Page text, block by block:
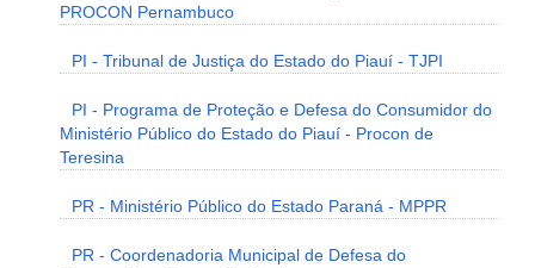
PROCON Pernambuco
PI - Tribunal de Justiça do Estado do Piauí - TJPI
PI - Programa de Proteção e Defesa do Consumidor do
Ministério Público do Estado do Piauí - Procon de
Teresina
PR - Ministério Público do Estado Paraná - MPPR
PR - Coordenadoria Municipal de Defesa do